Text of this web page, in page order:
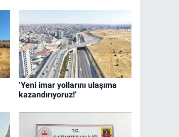
‘Yeni imar yollarını ulaşıma
kazandırıyoruz!’